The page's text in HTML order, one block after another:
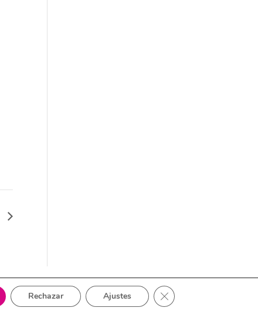
Rechazar Ajustes Cerrar el banner de